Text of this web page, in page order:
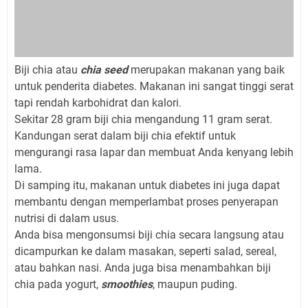
Biji chia atau chia seedmerupakan makanan yang baik
untuk penderita diabetes. Makanan ini sangat tinggi serat
tapi rendah karbohidrat dan kalori.
Sekitar 28 gram biji chia mengandung 11 gram serat.
Kandungan serat dalam biji chia efektif untuk
mengurangi rasa lapar dan membuat Anda kenyang lebih
lama.
Di samping itu, makanan untuk diabetes ini juga dapat
membantu dengan memperlambat proses penyerapan
nutrisi di dalam usus.
Anda bisa mengonsumsi biji chia secara langsung atau
dicampurkan ke dalam masakan, seperti salad, sereal,
atau bahkan nasi. Anda juga bisa menambahkan biji
chia pada yogurt, smoothies, maupun puding.